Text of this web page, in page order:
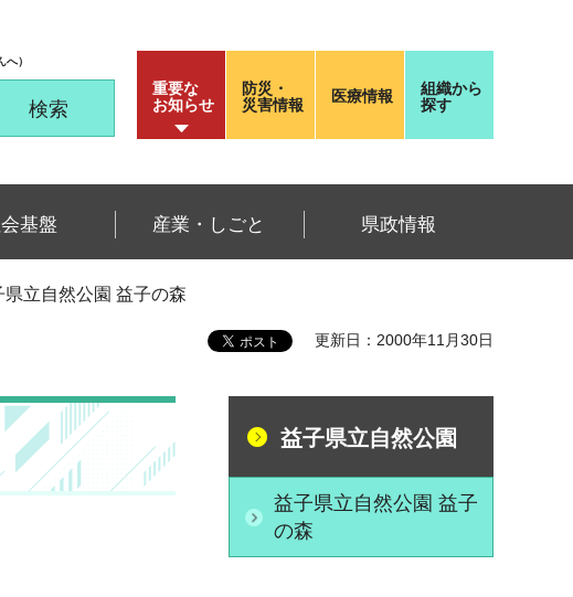
へ）
重要な
お知らせ
防災・
災害情報
医療情報
組織から
探す
基盤 産業・しごと 県政情報
県立自然公園 益子の森
更新日：2000年11月30日
益子県立自然公園
益子県立自然公園 益子
の森